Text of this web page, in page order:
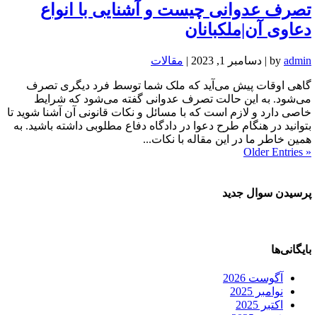
تصرف عدوانی چیست و آشنایی با انواع
دعاوی آن|ملکبانان
by admin
| دسامبر 1, 2023 | مقالات
گاهی اوقات پیش می‌آید که ملک شما توسط فرد دیگری تصرف
می‌شود. به این حالت تصرف عدوانی گفته می‌شود که شرایط
خاصی دارد و لازم است که با مسائل و نکات قانونی آن آشنا شوید تا
بتوانید در هنگام طرح دعوا در دادگاه دفاع مطلوبی داشته باشید. به
همین خاطر ما در این مقاله با نکات...
« Older Entries
پرسیدن سوال جدید
بایگانی‌ها
آگوست 2026
نوامبر 2025
اکتبر 2025